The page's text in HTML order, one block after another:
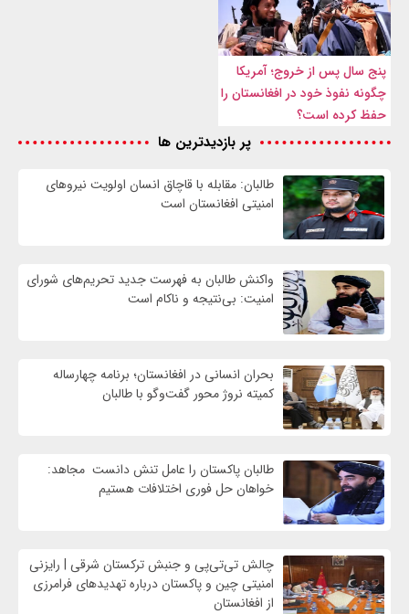
پنج سال پس از خروج؛ آمریکا
چگونه نفوذ خود در افغانستان را
حفظ کرده است؟
پر بازدیدترین ها
طالبان: مقابله با قاچاق انسان اولویت نیرو‌های
امنیتی افغانستان است
واكنش طالبان به فهرست جدید تحریم‌های شورای
امنیت: بی‌نتیجه و ناکام است
بحران انسانی در افغانستان؛ برنامه چهار‌ساله
کمیته نروژ محور گفت‌وگو با طالبان
طالبان پاکستان را عامل تنش دانست مجاهد:
خواهان حل فوری اختلافات هستیم
چالش تی‌تی‌پی و جنبش ترکستان شرقی | رایزنی
امنیتی چین و پاکستان درباره تهدیدهای فرامرزی
از افغانستان